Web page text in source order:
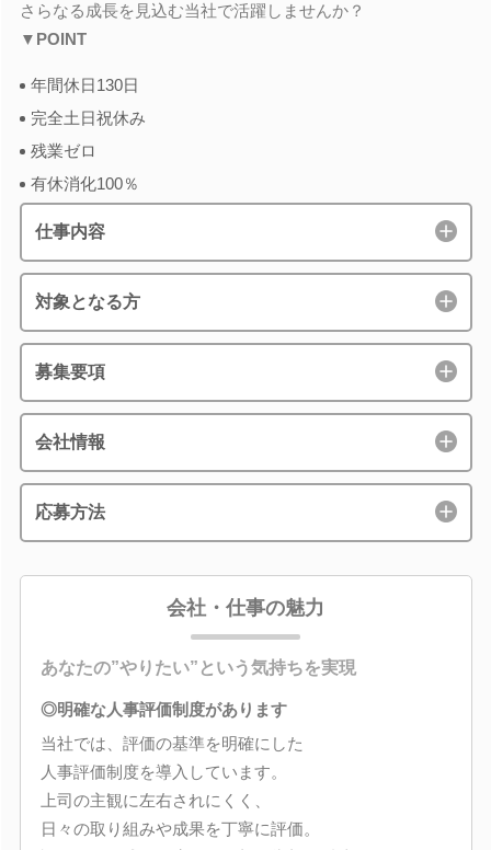
さらなる成長を見込む当社で活躍しませんか？
▼POINT
年間休日130日
完全土日祝休み
残業ゼロ
有休消化100％
仕事内容
対象となる方
募集要項
会社情報
応募方法
会社・仕事の魅力
あなたの”やりたい”という気持ちを実現
◎明確な人事評価制度があります
当社では、評価の基準を明確にした
人事評価制度を導入しています。
上司の主観に左右されにくく、
日々の取り組みや成果を丁寧に評価。